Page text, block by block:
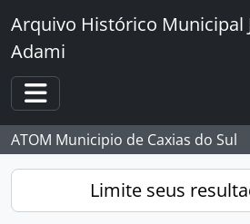
Skip to main content
Arquivo Histórico Municipal
Adami
Toggle navigation
ATOM Municipio de Caxias do Sul
Limite seus